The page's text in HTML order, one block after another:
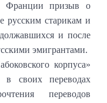
Франции призыв о
русским старикам и
и после
эмигрантами.
корпуса»
своих переводах
переводов